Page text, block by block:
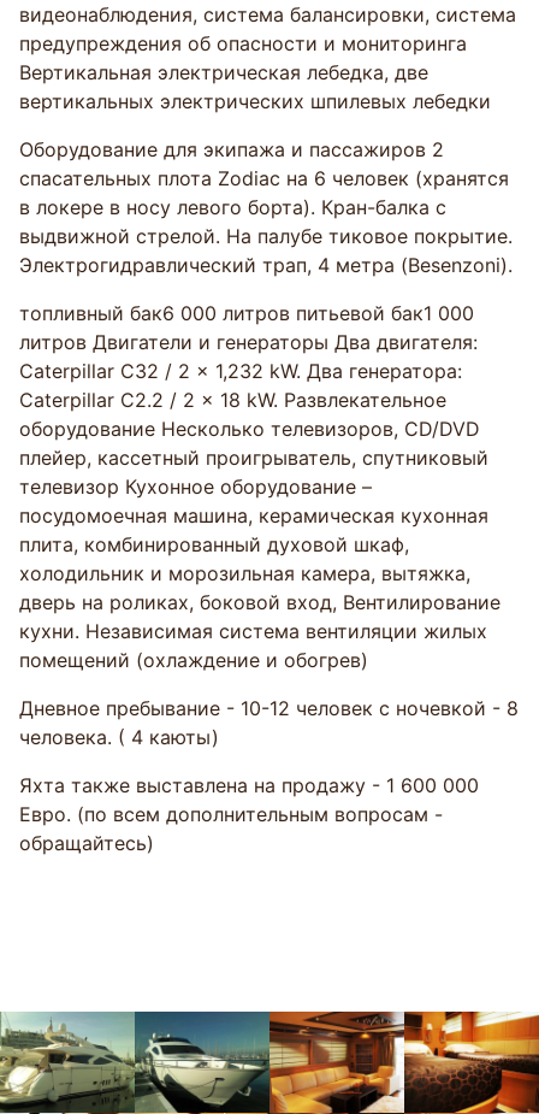
видеонаблюдения, система балансировки, система
предупреждения об опасности и мониторинга
Вертикальная электрическая лебедка, две
вертикальных электрических шпилевых лебедки
Оборудование для экипажа и пассажиров 2
спасательных плота Zodiac на 6 человек (хранятся
в локере в носу левого борта). Кран-балка с
выдвижной стрелой. На палубе тиковое покрытие.
Электрогидравлический трап, 4 метра (Besenzoni).
топливный бак6 000 литров питьевой бак1 000
литров Двигатели и генераторы Два двигателя:
Caterpillar C32 / 2 x 1,232 kW. Два генератора:
Caterpillar C2.2 / 2 x 18 kW. Развлекательное
оборудование Несколько телевизоров, CD/DVD
плейер, кассетный проигрыватель, спутниковый
телевизор Кухонное оборудование –
посудомоечная машина, керамическая кухонная
плита, комбинированный духовой шкаф,
холодильник и морозильная камера, вытяжка,
дверь на роликах, боковой вход, Вентилирование
кухни. Независимая система вентиляции жилых
помещений (охлаждение и обогрев)
Дневное пребывание - 10-12 человек с ночевкой - 8
человека. ( 4 каюты)
Яхта также выставлена на продажу - 1 600 000
Евро. (по всем дополнительным вопросам -
обращайтесь)